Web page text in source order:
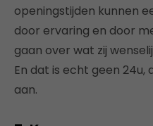
openingstijden kunnen
door ervaring en door
gaan over wat zij
En dat is echt geen 24u,
aan.